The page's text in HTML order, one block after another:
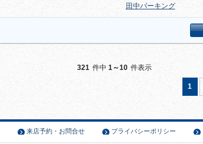
田中パーキング
321 件中 1～10 件表示
1
来店予約・お問合せ プライバシーポリシー